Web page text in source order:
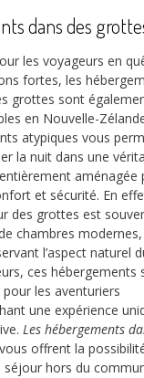
dans des
les voyageurs en
fortes, les
grottes sont
en Nouvelle-
atypiques vous
la nuit dans une
aménagée
et sécurité. En
des grottes est
chambres
l’aspect naturel
ces hébergements
les aventuriers
une expérience
Les hébergements
vous offrent la
séjour hors du